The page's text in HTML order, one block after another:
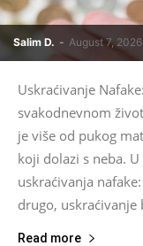
Salim D. - August 7, 2026
Uskraćivanje
svakodnevnom
je više od pukog
koji dolazi s neba.
uskraćivanja
drugo, uskraćivanje
Read more